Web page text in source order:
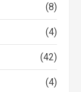
(8)
(4)
(42)
(4)